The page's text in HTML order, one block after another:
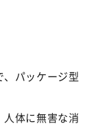
、パッケージ型
体に無害な消